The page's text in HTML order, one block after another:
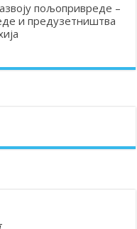
пољопривреде –
и предузетништва